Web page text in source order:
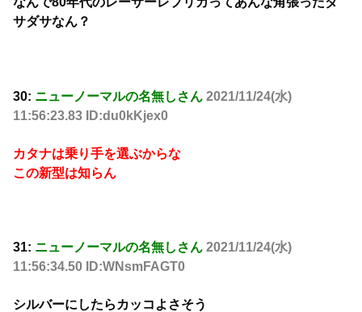
サダサなん？
30: ニューノーマルの名無しさん 2021/11/24(水)
11:56:23.83 ID:du0kKjex0
カタナは乗り手を選ぶからな
この新型は知らん
31: ニューノーマルの名無しさん 2021/11/24(水)
11:56:34.50 ID:WNsmFAGT0
シルバーにしたらカッコよさそう